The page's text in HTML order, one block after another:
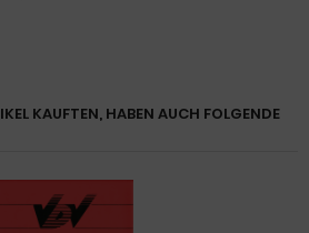
KAUFTEN, HABEN AUCH FOLGENDE